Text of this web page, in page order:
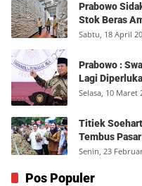
Prabowo
Stok Beras
Sabtu, 18 April
Prabowo :
Lagi
Selasa, 10 Maret
Titiek
Tembus
Juta per
Senin, 23
Pos Populer